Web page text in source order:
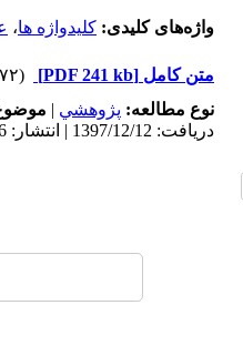
واژه‌های کلیدی: کلیدواژه ها،
متن کامل [PDF 241 kb]
(۲۰۷۲ دریافت)
نوع مطالعه: پژوهشي |
دریافت: 1397/12/12 | انتشار: 1389/1/26